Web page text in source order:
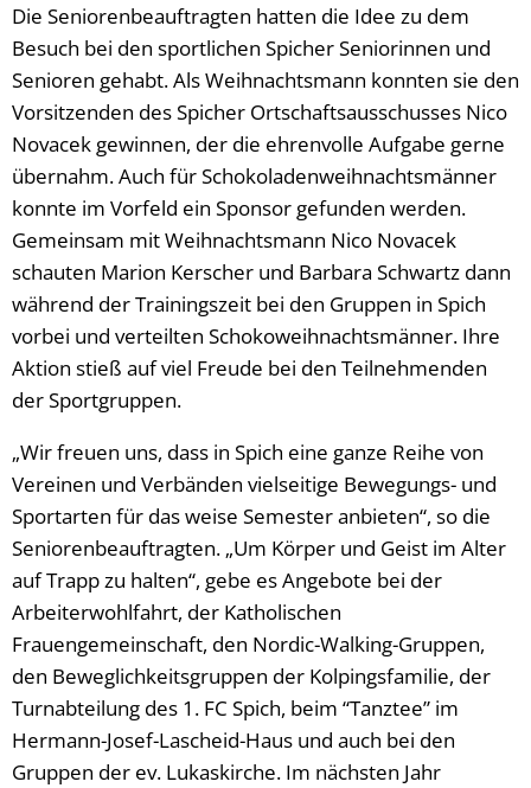
Die Seniorenbeauftragten hatten die Idee zu dem
Besuch bei den sportlichen Spicher Seniorinnen und
Senioren gehabt. Als Weihnachtsmann konnten sie den
Vorsitzenden des Spicher Ortschaftsausschusses Nico
Novacek gewinnen, der die ehrenvolle Aufgabe gerne
übernahm. Auch für Schokoladenweihnachtsmänner
konnte im Vorfeld ein Sponsor gefunden werden.
Gemeinsam mit Weihnachtsmann Nico Novacek
schauten Marion Kerscher und Barbara Schwartz dann
während der Trainingszeit bei den Gruppen in Spich
vorbei und verteilten Schokoweihnachtsmänner. Ihre
Aktion stieß auf viel Freude bei den Teilnehmenden
der Sportgruppen.
„Wir freuen uns, dass in Spich eine ganze Reihe von
Vereinen und Verbänden vielseitige Bewegungs- und
Sportarten für das weise Semester anbieten“, so die
Seniorenbeauftragten. „Um Körper und Geist im Alter
auf Trapp zu halten“, gebe es Angebote bei der
Arbeiterwohlfahrt, der Katholischen
Frauengemeinschaft, den Nordic-Walking-Gruppen,
den Beweglichkeitsgruppen der Kolpingsfamilie, der
Turnabteilung des 1. FC Spich, beim “Tanztee” im
Hermann-Josef-Lascheid-Haus und auch bei den
Gruppen der ev. Lukaskirche. Im nächsten Jahr